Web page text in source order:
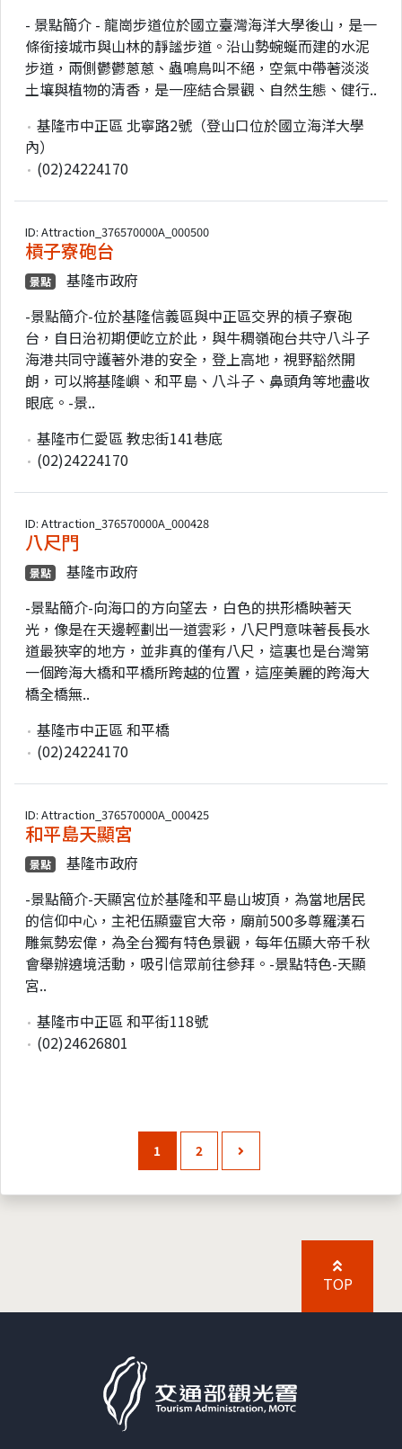
- 景點簡介 - 龍崗步道位於國立臺灣海洋大學後山，是一
條銜接城市與山林的靜謐步道。沿山勢蜿蜒而建的水泥
步道，兩側鬱鬱蔥蔥、蟲鳴鳥叫不絕，空氣中帶著淡淡
土壤與植物的清香，是一座結合景觀、自然生態、健行..
基隆市中正區 北寧路2號（登山口位於國立海洋大學
內）
(02)24224170
ID: Attraction_376570000A_000500
槓子寮砲台
景點
基隆市政府
-景點簡介-位於基隆信義區與中正區交界的槓子寮砲
台，自日治初期便屹立於此，與牛稠嶺砲台共守八斗子
海港共同守護著外港的安全，登上高地，視野豁然開
朗，可以將基隆嶼、和平島、八斗子、鼻頭角等地盡收
眼底。-景..
基隆市仁愛區 教忠街141巷底
(02)24224170
ID: Attraction_376570000A_000428
八尺門
景點
基隆市政府
-景點簡介-向海口的方向望去，白色的拱形橋映著天
光，像是在天邊輕劃出一道雲彩，八尺門意味著長長水
道最狹宰的地方，並非真的僅有八尺，這裏也是台灣第
一個跨海大橋和平橋所跨越的位置，這座美麗的跨海大
橋全橋無..
基隆市中正區 和平橋
(02)24224170
ID: Attraction_376570000A_000425
和平島天顯宮
景點
基隆市政府
-景點簡介-天顯宮位於基隆和平島山坡頂，為當地居民
的信仰中心，主祀伍顯靈官大帝，廟前500多尊羅漢石
雕氣勢宏偉，為全台獨有特色景觀，每年伍顯大帝千秋
會舉辦遶境活動，吸引信眾前往參拜。-景點特色-天顯
宮..
基隆市中正區 和平街118號
(02)24626801
1 2
TOP